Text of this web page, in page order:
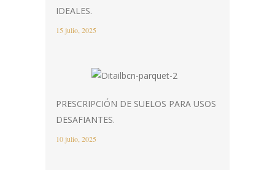
IDEALES.
15 julio, 2025
PRESCRIPCIÓN DE SUELOS PARA USOS
DESAFIANTES.
10 julio, 2025